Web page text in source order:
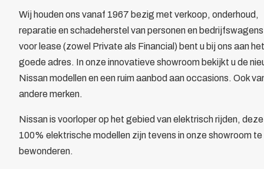
KVO
Cybercrime
AED
Camera in Beeld
Duurzaamheid
Parkeren vrachtwagens
Beveiliging
Wij houden ons vanaf 1967 bezig met verkoop, onderhoud,
reparatie en schadeherstel van personen en
voor lease (zowel Private als Financial) bent u bij ons aan het
goede adres. In onze innovatieve showroom bekijkt u de
Nissan modellen en een ruim aanbod aan occasions. Ook
andere merken.
Nissan is voorloper op het gebied van elektrisch rijden, deze
100% elektrische modellen zijn tevens in onze showroom te
bewonderen.